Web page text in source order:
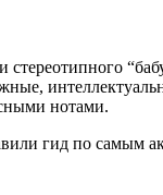
стереотипного
нотами.
гид по самым